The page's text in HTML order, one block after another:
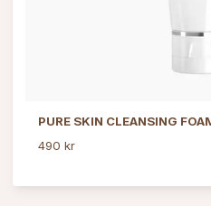
PURE SKIN CLEANSING
490 kr